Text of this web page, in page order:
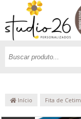
Início Fita de Cetim